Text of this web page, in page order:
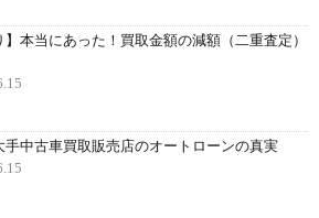
】本当にあった！買取金額の減額（二重査定）
手中古車買取販売店のオートローンの真実